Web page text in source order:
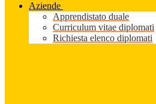
Aziende
Apprendistato duale
Curriculum vitae diplomati
Richiesta elenco diplomati